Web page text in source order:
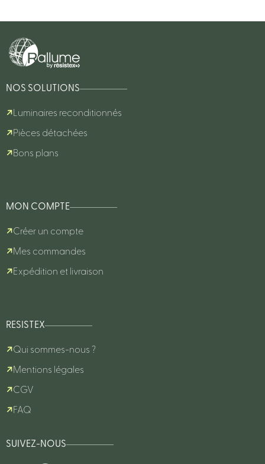
NOS SOLUTIONS
Luminaires reconditionnés
Pièces détachées
Bons plans
MON COMPTE
Créer un compte
Mes commandes
Expédition et livraison
RESISTEX
Qui sommes-nous ?
Mentions légales
CGV
FAQ
SUIVEZ-NOUS